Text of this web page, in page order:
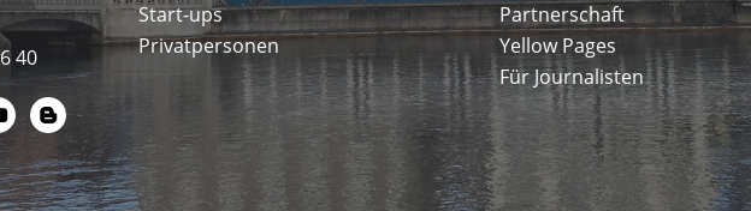
40
Start-ups
Privatpersonen
Partnerschaft
Yellow Pages
Für Journalisten